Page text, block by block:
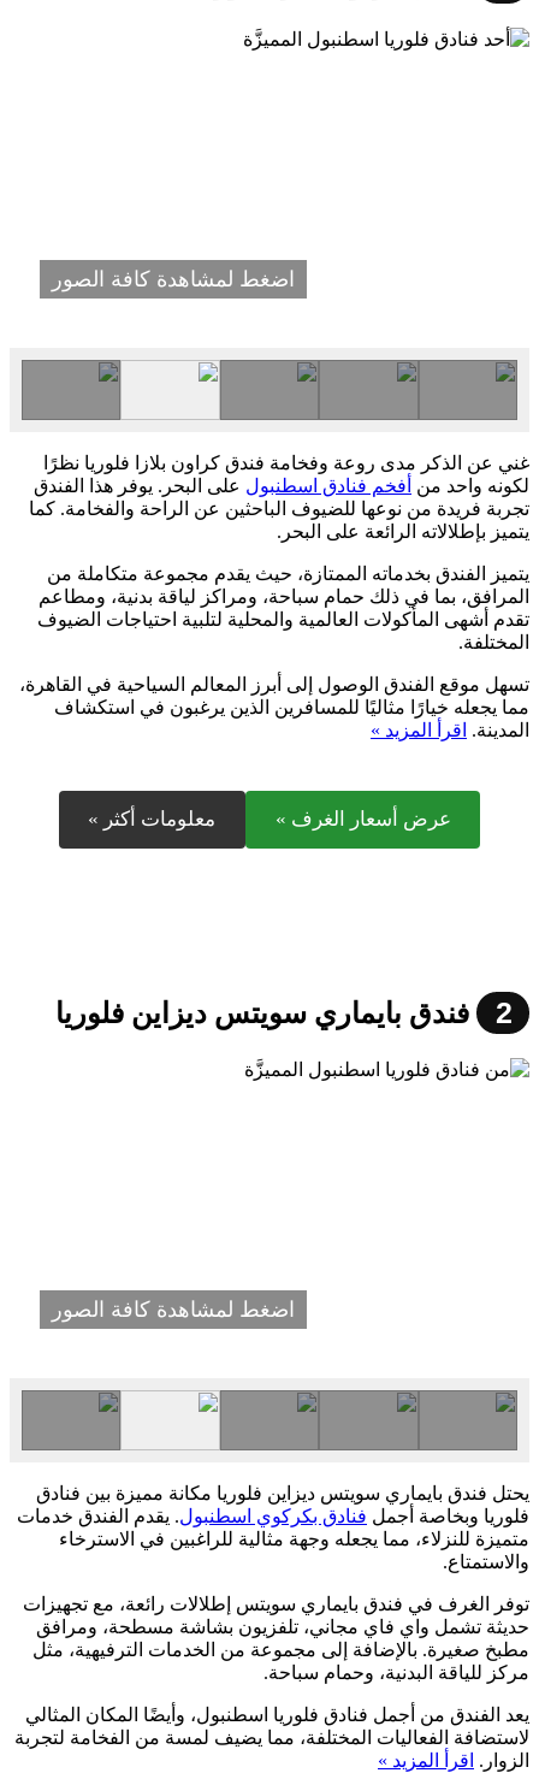
اضغط لمشاهدة كافة الصور
غني عن الذكر مدى روعة وفخامة فندق كراون بلازا فلوريا نظرًا
لكونه واحد من أفخم فنادق اسطنبول على البحر. يوفر هذا الفندق
تجربة فريدة من نوعها للضيوف الباحثين عن الراحة والفخامة. كما
يتميز بإطلالاته الرائعة على البحر.
يتميز الفندق بخدماته الممتازة، حيث يقدم مجموعة متكاملة من
المرافق، بما في ذلك حمام سباحة، ومراكز لياقة بدنية، ومطاعم
تقدم أشهى المأكولات العالمية والمحلية لتلبية احتياجات الضيوف
المختلفة.
تسهل موقع الفندق الوصول إلى أبرز المعالم السياحية في القاهرة،
مما يجعله خيارًا مثاليًا للمسافرين الذين يرغبون في استكشاف
المدينة. اقرأ المزيد »
عرض أسعار الغرف » معلومات أكثر »
2 فندق بايماري سويتس ديزاين فلوريا
اضغط لمشاهدة كافة الصور
يحتل فندق بايماري سويتس ديزاين فلوريا مكانة مميزة بين فنادق
فلوريا وبخاصة أجمل فنادق بكركوي اسطنبول. يقدم الفندق خدمات
متميزة للنزلاء، مما يجعله وجهة مثالية للراغبين في الاسترخاء
والاستمتاع.
توفر الغرف في فندق بايماري سويتس إطلالات رائعة، مع تجهيزات
حديثة تشمل واي فاي مجاني، تلفزيون بشاشة مسطحة، ومرافق
مطبخ صغيرة. بالإضافة إلى مجموعة من الخدمات الترفيهية، مثل
مركز للياقة البدنية، وحمام سباحة.
يعد الفندق من أجمل فنادق فلوريا اسطنبول، وأيضًا المكان المثالي
لاستضافة الفعاليات المختلفة، مما يضيف لمسة من الفخامة لتجربة
الزوار. اقرأ المزيد »